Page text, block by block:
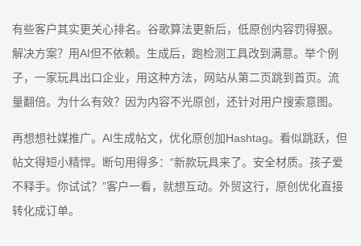
有些客户其实更关心排名。谷歌算法更新后，低原创内容罚得狠。
解决方案？用AI但不依赖。生成后，跑检测工具改到满意。举个例
子，一家玩具出口企业，用这种方法，网站从第二页跳到首页。流
量翻倍。为什么有效？因为内容不光原创，还针对用户搜索意图。
再想想社媒推广。AI生成帖文，优化原创加Hashtag。看似跳跃，但
帖文得短小精悍。断句用得多：“新款玩具来了。安全材质。孩子爱
不释手。你试试？”客户一看，就想互动。外贸这行，原创优化直接
转化成订单。